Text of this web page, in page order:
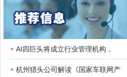
AI四巨头将成立行业管理机构，
杭州猎头公司解读《国家车联网产